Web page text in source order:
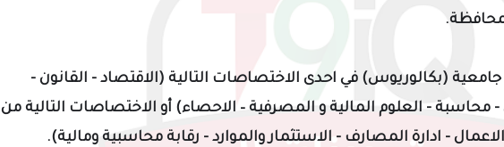
(بكالوريوس) في احدى الاختصاصات التالية (الاقتصاد - القانون -
- محاسبة - العلوم المالية و المصرفية – الاحصاء) أو الاختصاصات التالية من
- ادارة المصارف - الاستثمار والموارد - رقابة محاسبية ومالية).